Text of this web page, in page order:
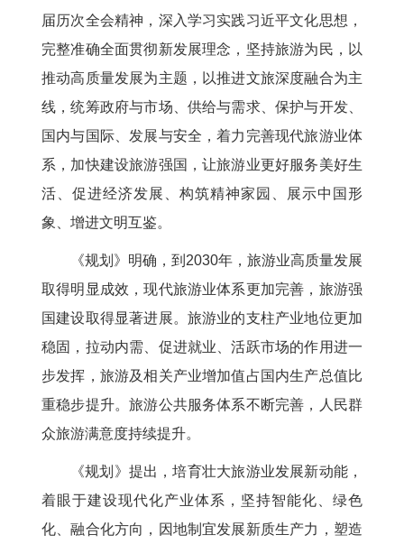
届历次全会精神，深入学习实践习近平文化思想，
完整准确全面贯彻新发展理念，坚持旅游为民，以
推动高质量发展为主题，以推进文旅深度融合为主
线，统筹政府与市场、供给与需求、保护与开发、
国内与国际、发展与安全，着力完善现代旅游业体
系，加快建设旅游强国，让旅游业更好服务美好生
活、促进经济发展、构筑精神家园、展示中国形
象、增进文明互鉴。
《规划》明确，到2030年，旅游业高质量发展
取得明显成效，现代旅游业体系更加完善，旅游强
国建设取得显著进展。旅游业的支柱产业地位更加
稳固，拉动内需、促进就业、活跃市场的作用进一
步发挥，旅游及相关产业增加值占国内生产总值比
重稳步提升。旅游公共服务体系不断完善，人民群
众旅游满意度持续提升。
《规划》提出，培育壮大旅游业发展新动能，
着眼于建设现代化产业体系，坚持智能化、绿色
化、融合化方向，因地制宜发展新质生产力，塑造